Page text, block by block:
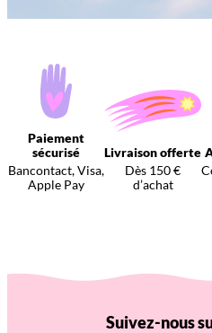
Paiement
sécurisé
Bancontact, Visa,
Apple Pay
Livraison offerte
Dès 150 €
d’achat
Suivez-nous